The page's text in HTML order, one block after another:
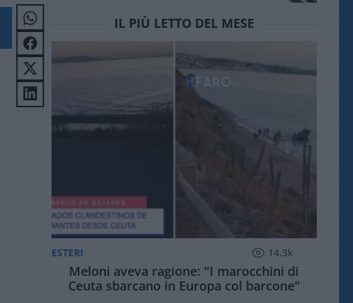
IL PIÙ LETTO DEL MESE
ESTERI 14.3k
Meloni aveva ragione: "I marocchini di
Ceuta sbarcano in Europa col barcone"